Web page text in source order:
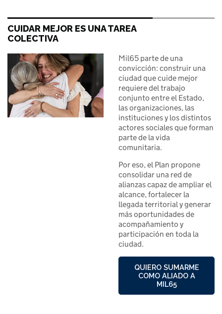
CUIDAR MEJOR ES UNA TAREA
COLECTIVA
Mil65 parte de una
convicción: construir una
ciudad que cuide mejor
requiere del trabajo
conjunto entre el Estado,
las organizaciones, las
instituciones y los distintos
actores sociales que forman
parte de la vida
comunitaria.
Por eso, el Plan propone
consolidar una red de
alianzas capaz de ampliar el
alcance, fortalecer la
llegada territorial y generar
más oportunidades de
acompañamiento y
participación en toda la
ciudad.
QUIERO SUMARME
COMO ALIADO A
MIL65